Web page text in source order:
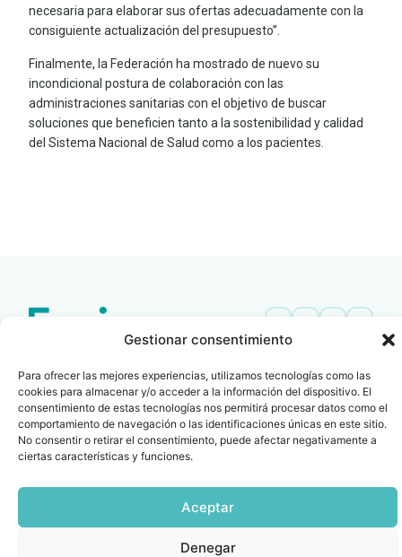
Gestionar consentimiento
Para ofrecer las mejores experiencias, utilizamos tecnologías como las
cookies para almacenar y/o acceder a la información del dispositivo. El
consentimiento de estas tecnologías nos permitirá procesar datos como el
comportamiento de navegación o las identificaciones únicas en este sitio.
No consentir o retirar el consentimiento, puede afectar negativamente a
ciertas características y funciones.
Aceptar
Denegar
necesaria para elaborar sus ofertas adecuadamente con la
consiguiente actualización del presupuesto”.
Finalmente, la Federación ha mostrado de nuevo su
incondicional postura de colaboración con las
administraciones sanitarias con el objetivo de buscar
soluciones que beneficien tanto a la sostenibilidad y calidad
del Sistema Nacional de Salud como a los pacientes.
info@fenin.es
C/ Villanueva, 20 - 1-
28001
915 759 800
Travesera de Gracia, 56 -
1º, 3ª 08006
932 014 655
Todos los derechos
de
privacidad
legalde
y